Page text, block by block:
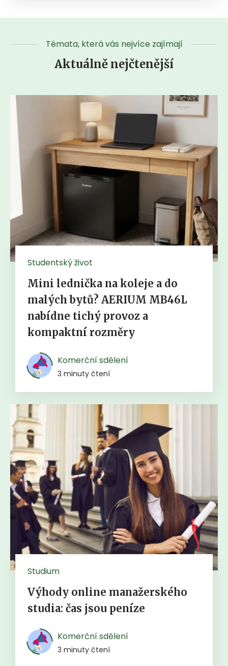
Témata, která vás nejvíce zajímají
Aktuálně nejčtenější
Studentský život
Mini lednička na koleje a do
malých bytů? AERIUM MB46L
nabídne tichý provoz a
kompaktní rozměry
Komerční sdělení
3 minuty čtení
Studium
Výhody online manažerského
studia: čas jsou peníze
Komerční sdělení
3 minuty čtení